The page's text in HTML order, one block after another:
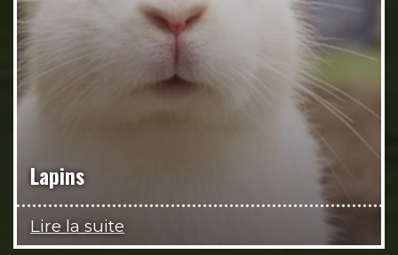
Lapins
Lire la suite